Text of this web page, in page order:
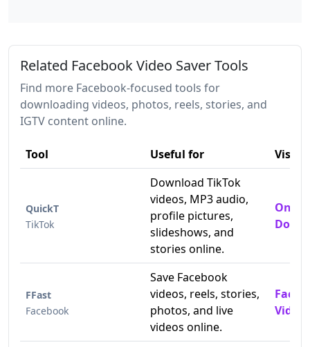
Related Facebook Video Saver Tools
Find more Facebook-focused tools for
downloading videos, photos, reels, stories, and
IGTV content online.
Tool Useful for Visit
QuickT
TikTok
Download TikTok
videos, MP3 audio,
profile pictures,
slideshows, and
stories online.
FFast
Facebook
Save Facebook
videos, reels, stories,
photos, and live
videos online.
Video